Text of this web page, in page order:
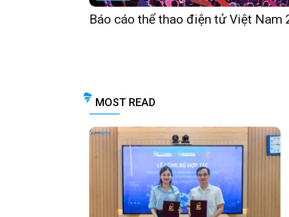
Báo cáo thể thao điện tử Việt Nam
MOST READ